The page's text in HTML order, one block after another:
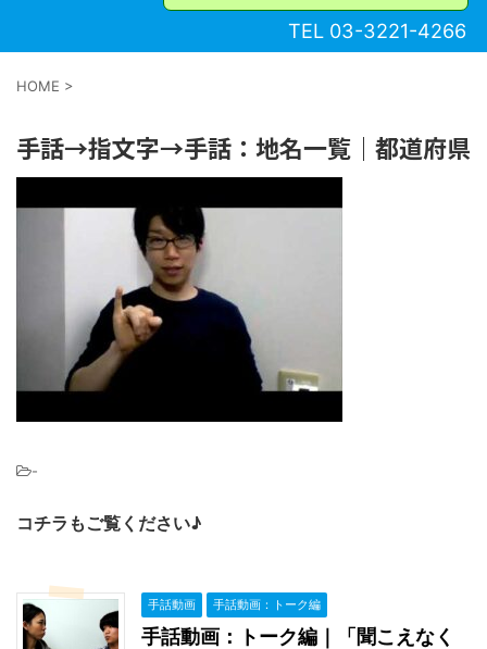
TEL 03-3221-4266
HOME >
手話→指文字→手話：地名一覧｜都道府県
-
コチラもご覧ください♪
手話動画 手話動画：トーク編
手話動画：トーク編｜「聞こえなく